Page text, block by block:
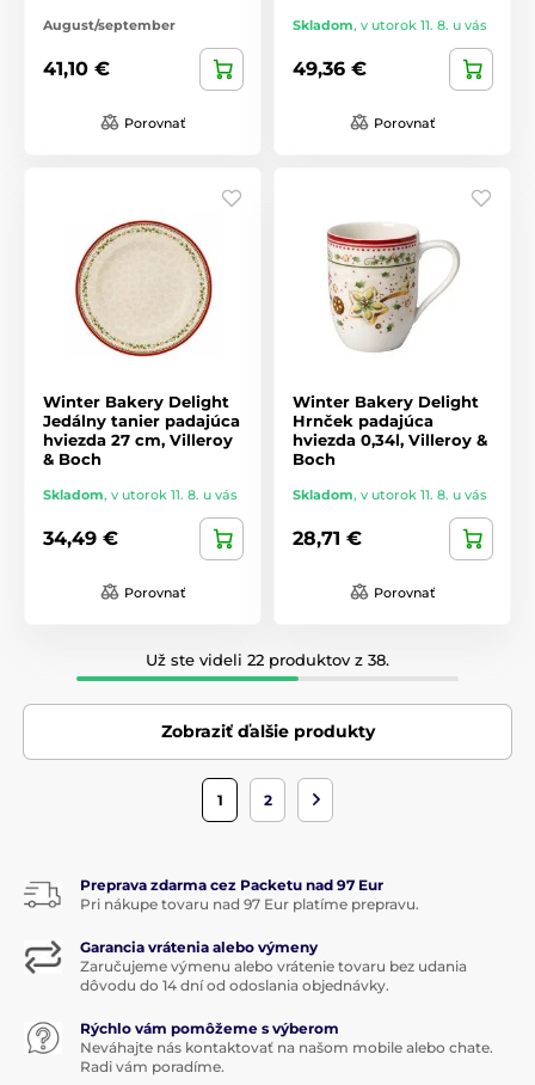
August/september
41,10 €
Porovnať
Skladom, v utorok 11. 8. u vás
49,36 €
Porovnať
Winter Bakery Delight
Jedálny tanier padajúca
hviezda 27 cm, Villeroy
& Boch
Skladom, v utorok 11. 8. u vás
34,49 €
Porovnať
Winter Bakery Delight
Hrnček padajúca
hviezda 0,34l, Villeroy &
Boch
Skladom, v utorok 11. 8. u vás
28,71 €
Porovnať
Už ste videli 22 produktov z 38.
Zobraziť ďalšie produkty
1 2
Preprava zdarma cez Packetu nad 97 Eur
Pri nákupe tovaru nad 97 Eur platíme prepravu.
Garancia vrátenia alebo výmeny
Zaručujeme výmenu alebo vrátenie tovaru bez udania
dôvodu do 14 dní od odoslania objednávky.
Rýchlo vám pomôžeme s výberom
Neváhajte nás kontaktovať na našom mobile alebo chate.
Radi vám poradíme.